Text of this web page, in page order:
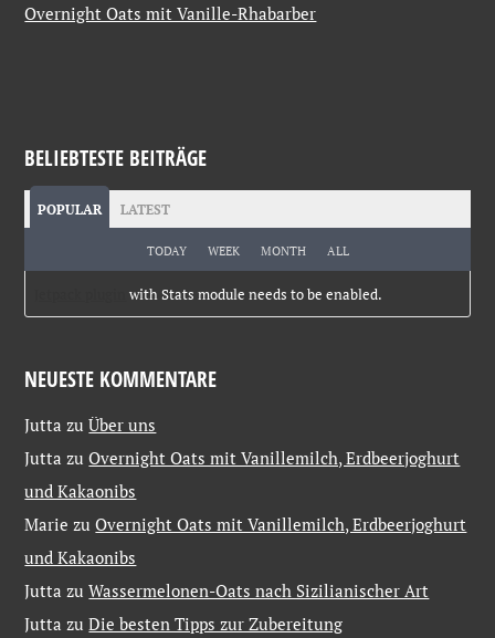
Overnight Oats mit Vanille-Rhabarber
BELIEBTESTE BEITRÄGE
POPULAR LATEST
TODAY WEEK MONTH ALL
with Stats module needs to be enabled.
NEUESTE KOMMENTARE
Jutta zuÜber uns
Jutta zuOvernight Oats mit Vanillemilch, Erdbeerjoghurt
und Kakaonibs
Marie zuOvernight Oats mit Vanillemilch, Erdbeerjoghurt
und Kakaonibs
Jutta zuWassermelonen-Oats nach Sizilianischer Art
Jutta zuDie besten Tipps zur Zubereitung